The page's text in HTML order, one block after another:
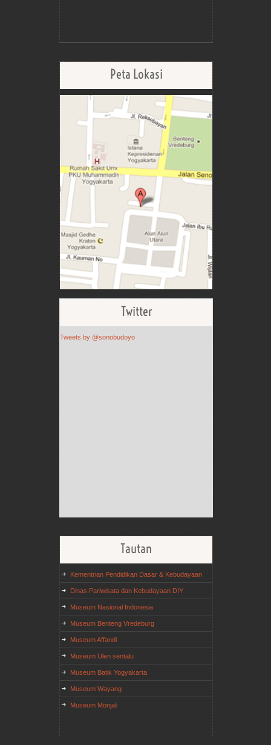
Peta Lokasi
Twitter
Tweets by @sonobudoyo
Tautan
Kementrian Pendidikan Dasar & Kebudayaan
Dinas Pariwisata dan Kebudayaan DIY
Museum Nasional Indonesia
Museum Benteng Vredeburg
Museum Affandi
Museum Ulen sentalu
Museum Batik Yogyakarta
Museum Wayang
Museum Monjali